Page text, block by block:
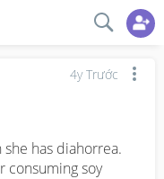
4y Trước
has diahorrea.
consuming soy